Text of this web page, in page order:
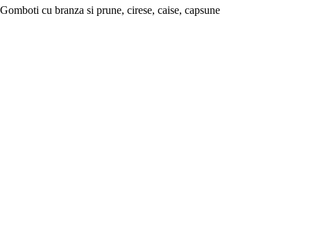
Gomboti cu branza si prune, cirese, caise, capsune